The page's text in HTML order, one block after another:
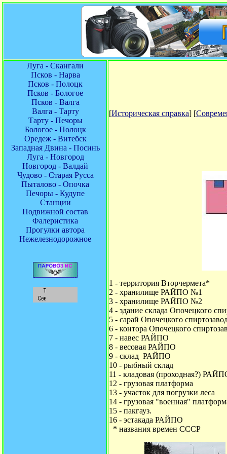
Луга - Скангали
Псков - Нарва
Псков - Полоцк
Псков - Бологое
Псков - Валга
Валга - Тарту
Тарту - Печоры
Бологое - Полоцк
Оредеж - Витебск
Западная Двина - Посинь
Луга - Новгород
Новгород - Валдай
Чудово - Старая Русса
Пыталово - Опочка
Печоры - Кудупе
Станции
Подвижной состав
Фалеристика
Прогулки автора
Нежелезнодорожное
[Историческая справка] [
1 - территория Вторчермета*
2 - хранилище РАЙПО №1
3 - хранилище РАЙПО №2
4 - здание склада Опочецкого
5 - сарай Опочецкого
6 - контора Опочецкого
7 - навес РАЙПО
8 - весовая РАЙПО
9 - склад РАЙПО
10 - рыбный склад
11 - кладовая (проходная?)
12 - грузовая платформа
13 - участок для погрузки леса
14 - грузовая "военная"
15 - пакгауз.
16 - эстакада РАЙПО
* названия времен СССР